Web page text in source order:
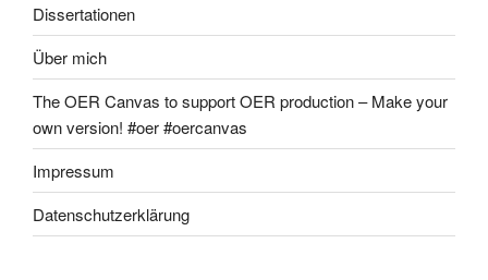
Dissertationen
Über mich
The OER Canvas to support OER production – Make your
own version! #oer #oercanvas
Impressum
Datenschutzerklärung